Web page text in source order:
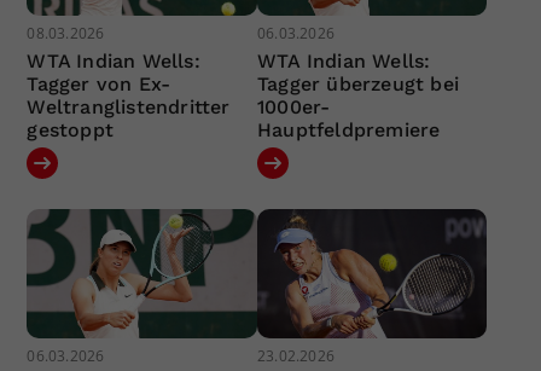
08.03.2026
WTA Indian Wells:
Tagger von Ex-
Weltranglistendritter
gestoppt
06.03.2026
WTA Indian Wells:
Tagger überzeugt bei
1000er-
Hauptfeldpremiere
06.03.2026 23.02.2026